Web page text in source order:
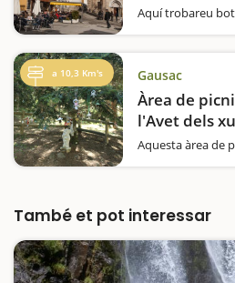
Aquí trobareu
i aventures al
a 10,3 Km's Gausac
Àrea de
l'Avet dels
Aquesta àrea de
petita caseta de
També et pot interessar